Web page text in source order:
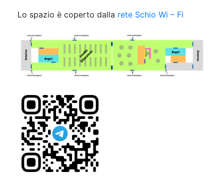
Lo spazio è coperto dalla rete Schio Wi – Fi